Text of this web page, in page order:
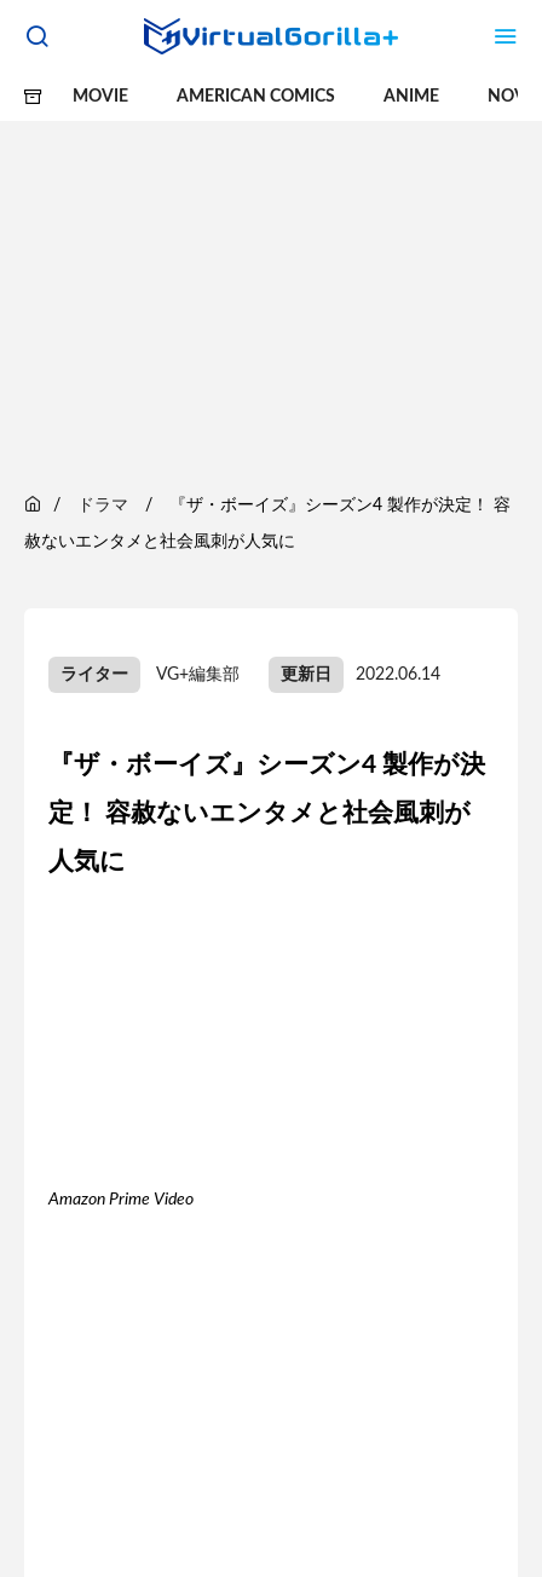
MOVIE AMERICAN COMICS ANIME
ドラマ 『ザ・ボーイズ』シーズン4 製作が決定！ 容
赦ないエンタメと社会風刺が人気に
ライター VG+編集部 更新日 2022.06.14
『ザ・ボーイズ』シーズン4 製作が決
定！ 容赦ないエンタメと社会風刺が
人気に
Amazon Prime Video